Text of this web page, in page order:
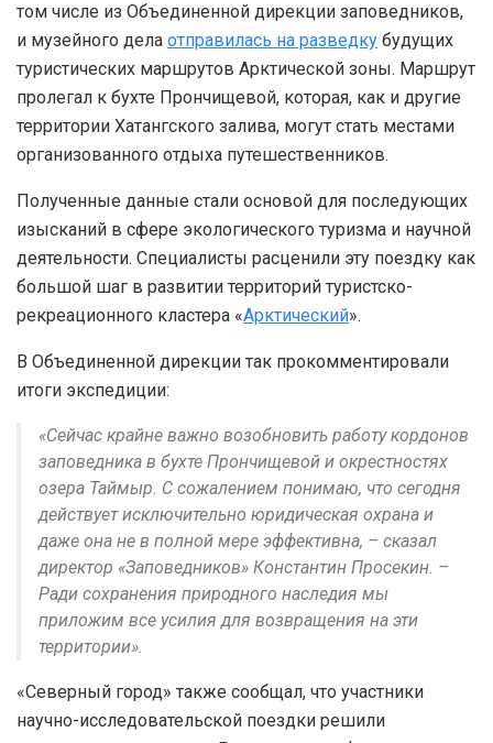
том числе из Объединенной дирекции заповедников,
и музейного дела отправилась на разведку будущих
туристических маршрутов Арктической зоны. Маршрут
пролегал к бухте Прончищевой, которая, как и другие
территории Хатангского залива, могут стать местами
организованного отдыха путешественников.
Полученные данные стали основой для последующих
изысканий в сфере экологического туризма и научной
деятельности. Специалисты расценили эту поездку как
большой шаг в развитии территорий туристско-
рекреационного кластера «Арктический».
В Объединенной дирекции так прокомментировали
итоги экспедиции:
«Сейчас крайне важно возобновить работу кордонов
заповедника в бухте Прончищевой и окрестностях
озера Таймыр. С сожалением понимаю, что сегодня
действует исключительно юридическая охрана и
даже она не в полной мере эффективна, – сказал
директор «Заповедников» Константин Просекин. –
Ради сохранения природного наследия мы
приложим все усилия для возвращения на эти
территории».
«Северный город» также сообщал, что участники
научно-исследовательской поездки решили